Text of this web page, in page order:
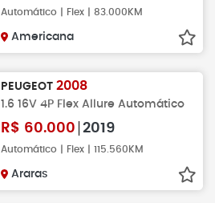
Automático | Flex | 83.000KM
Americana
PEUGEOT 2008
1.6 16V 4P Flex Allure Automático
R$ 60.000 2019
Automático | Flex | 115.560KM
Araras